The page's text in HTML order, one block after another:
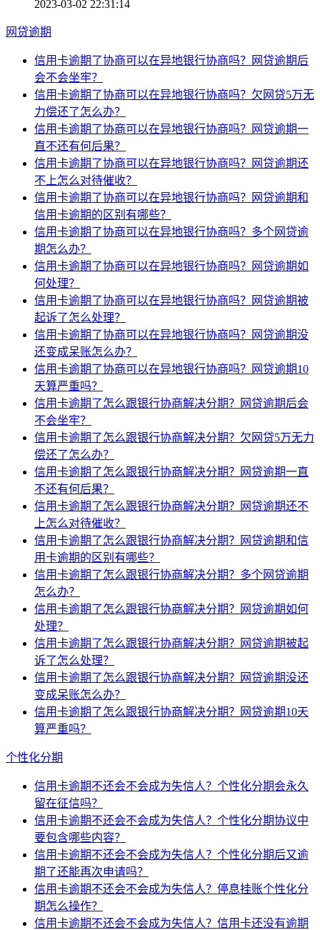
2023-03-02 22:31:14
网贷逾期
信用卡逾期了协商可以在异地银行协商吗？网贷逾期后
会不会坐牢？
信用卡逾期了协商可以在异地银行协商吗？欠网贷5万无
力偿还了怎么办？
信用卡逾期了协商可以在异地银行协商吗？网贷逾期一
直不还有何后果？
信用卡逾期了协商可以在异地银行协商吗？网贷逾期还
不上怎么对待催收？
信用卡逾期了协商可以在异地银行协商吗？网贷逾期和
信用卡逾期的区别有哪些？
信用卡逾期了协商可以在异地银行协商吗？多个网贷逾
期怎么办？
信用卡逾期了协商可以在异地银行协商吗？网贷逾期如
何处理？
信用卡逾期了协商可以在异地银行协商吗？网贷逾期被
起诉了怎么处理？
信用卡逾期了协商可以在异地银行协商吗？网贷逾期没
还变成呆账怎么办？
信用卡逾期了协商可以在异地银行协商吗？网贷逾期10
天算严重吗？
信用卡逾期了怎么跟银行协商解决分期？网贷逾期后会
不会坐牢？
信用卡逾期了怎么跟银行协商解决分期？欠网贷5万无力
偿还了怎么办？
信用卡逾期了怎么跟银行协商解决分期？网贷逾期一直
不还有何后果？
信用卡逾期了怎么跟银行协商解决分期？网贷逾期还不
上怎么对待催收？
信用卡逾期了怎么跟银行协商解决分期？网贷逾期和信
用卡逾期的区别有哪些？
信用卡逾期了怎么跟银行协商解决分期？多个网贷逾期
怎么办？
信用卡逾期了怎么跟银行协商解决分期？网贷逾期如何
处理？
信用卡逾期了怎么跟银行协商解决分期？网贷逾期被起
诉了怎么处理？
信用卡逾期了怎么跟银行协商解决分期？网贷逾期没还
变成呆账怎么办？
信用卡逾期了怎么跟银行协商解决分期？网贷逾期10天
算严重吗？
个性化分期
信用卡逾期不还会不会成为失信人？个性化分期会永久
留在征信吗？
信用卡逾期不还会不会成为失信人？个性化分期协议中
要包含哪些内容？
信用卡逾期不还会不会成为失信人？个性化分期后又逾
期了还能再次申请吗？
信用卡逾期不还会不会成为失信人？停息挂账个性化分
期怎么操作？
信用卡逾期不还会不会成为失信人？信用卡还没有逾期